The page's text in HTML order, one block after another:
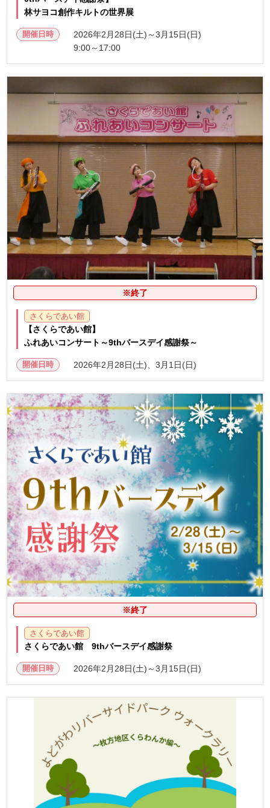
林サヨコ創作キルトの世界展
開催日時
2026年2月28日(土)～3月15日(日)
9:00～17:00
※終了
さくらであい館
【さくらであい館】
ふれあいコンサート～9thバースデイ感謝祭～
開催日時 2026年2月28日(土)、3月1日(日)
※終了
さくらであい館
さくらであい館 9thバースデイ感謝祭
開催日時 2026年2月28日(土)～3月15日(日)